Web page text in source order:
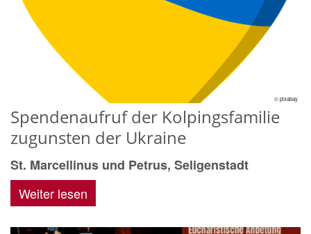
© pixabay
Spendenaufruf der Kolpingsfamilie
zugunsten der Ukraine
St. Marcellinus und Petrus, Seligenstadt
Weiter lesen